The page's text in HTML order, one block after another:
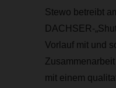
Stewo betreibt
DACHSER-
Vorlauf mit und
mit einem